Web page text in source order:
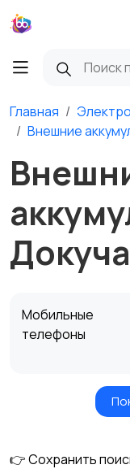
Главная
Внешние
Мобильные
телефоны
Умные часы и
👉 Сохранить